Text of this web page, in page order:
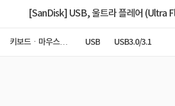
[SanDisk] USB, 울트라 플레어 (Ultra
키보드ㆍ마우스ㆍ
USB USB3.0/3.1